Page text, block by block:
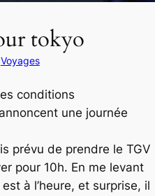
tokyo
Voyages
conditions
une journée
prévu de prendre le TGV
pour 10h. En me levant
à l’heure, et surprise, il